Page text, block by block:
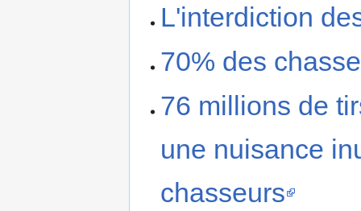
L'interdiction
70% des
76 millions de
une nuisance
chasseurs